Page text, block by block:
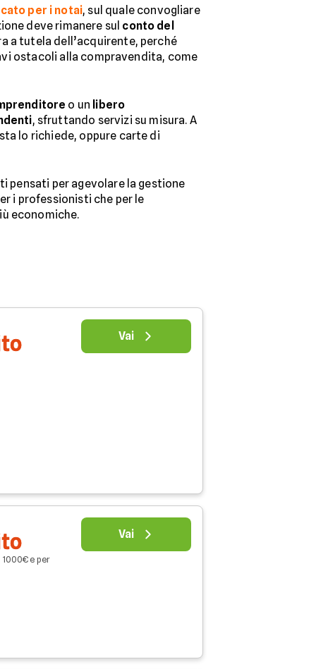
per i notai, sul quale convogliare
deve rimanere sul conto del
a tutela dell’acquirente, perché
ostacoli alla compravendita, come
o un libero
, sfruttando servizi su misura. A
lo richiede, oppure carte di
pensati per agevolare la gestione
i professionisti che per le
economiche.
Vai
e per
Vai